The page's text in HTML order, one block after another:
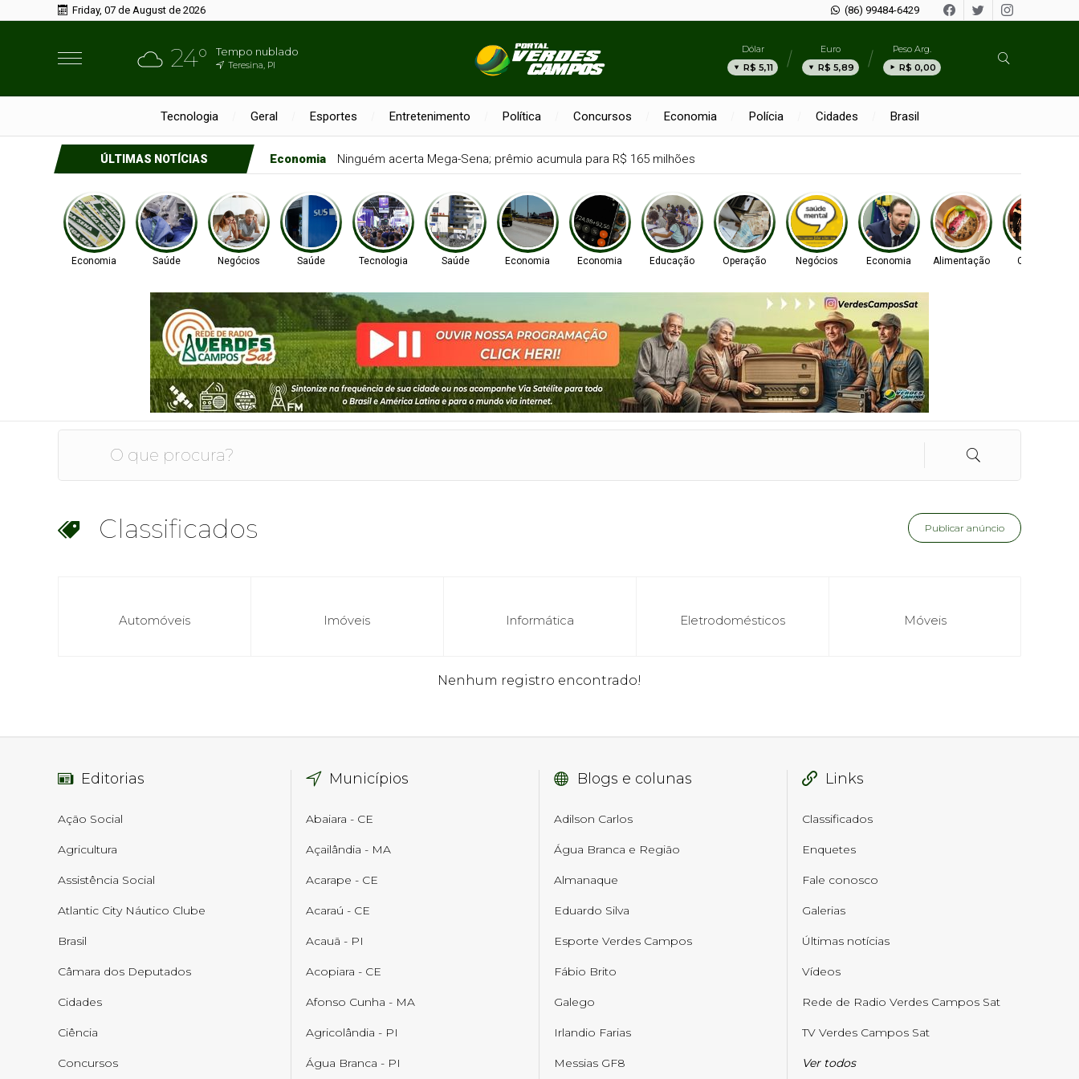
Friday, 07 de August de 2026 (86) 99484-6429
24° Tempo nublado
Teresina, PI
Dólar
R$ 5,11
Euro
R$ 5,89
Peso Arg.
R$ 0,00
Tecnologia Geral Esportes Entretenimento Política Concursos Economia Polícia Cidades Brasil
ÚLTIMAS NOTÍCIAS Economia Ninguém acerta Mega-Sena; prêmio acumula para R$ 165 milhões
Economia Saúde Negócios Saúde Tecnologia Saúde Economia Economia Educação Operação Negócios Economia Alimentação Cultura
Classificados Publicar anúncio
Automóveis Imóveis Informática Eletrodomésticos Móveis
Nenhum registro encontrado!
Editorias
Ação Social
Agricultura
Assistência Social
Atlantic City Náutico Clube
Brasil
Câmara dos Deputados
Cidades
Ciência
Concursos
Municípios
Abaiara - CE
Açailândia - MA
Acarape - CE
Acaraú - CE
Acauã - PI
Acopiara - CE
Afonso Cunha - MA
Agricolândia - PI
Água Branca - PI
Blogs e colunas
Adilson Carlos
Água Branca e Região
Almanaque
Eduardo Silva
Esporte Verdes Campos
Fábio Brito
Galego
Irlandio Farias
Messias GF8
Links
Classificados
Enquetes
Fale conosco
Galerias
Últimas notícias
Vídeos
Rede de Radio Verdes Campos Sat
TV Verdes Campos Sat
Ver todos